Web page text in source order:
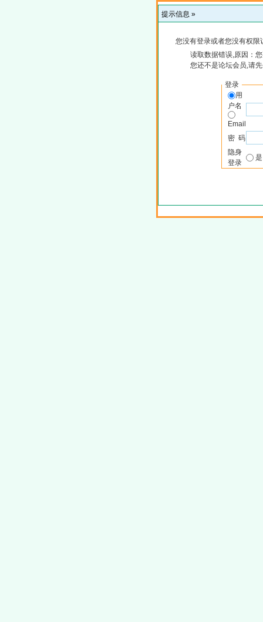
提示信息 »
您没有登录或者您没有权
读取数据错误,原因：
您还不是论坛会员,请
登录
用
户名
Email
密 码
隐身
登录